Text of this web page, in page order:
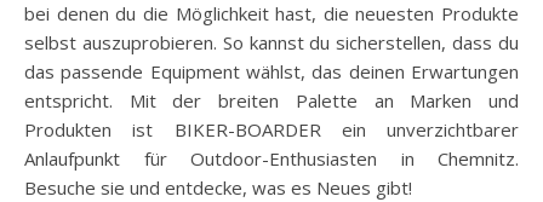
bei denen du die Möglichkeit hast, die neuesten Produkte
selbst auszuprobieren. So kannst du sicherstellen, dass du
das passende Equipment wählst, das deinen Erwartungen
entspricht. Mit der breiten Palette an Marken und
Produkten ist BIKER-BOARDER ein unverzichtbarer
Anlaufpunkt für Outdoor-Enthusiasten in Chemnitz.
Besuche sie und entdecke, was es Neues gibt!